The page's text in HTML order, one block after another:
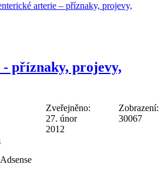
arterie – příznaky, projevy,
příznaky, projevy,
Zveřejněno:
27. únor
2012
Zobrazení:
30067